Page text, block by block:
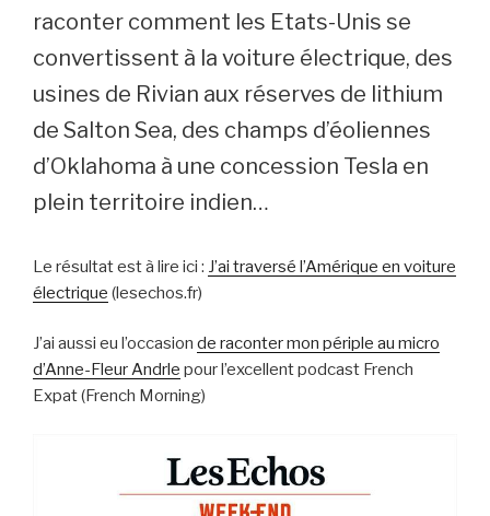
raconter comment les Etats-Unis se
convertissent à la voiture électrique, des
usines de Rivian aux réserves de lithium
de Salton Sea, des champs d’éoliennes
d’Oklahoma à une concession Tesla en
plein territoire indien…
Le résultat est à lire ici : J’ai traversé l’Amérique en voiture
électrique (lesechos.fr)
J’ai aussi eu l’occasion de raconter mon périple au micro
d’Anne-Fleur Andrle pour l’excellent podcast French
Expat (French Morning)